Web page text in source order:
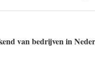
van bedrijven in